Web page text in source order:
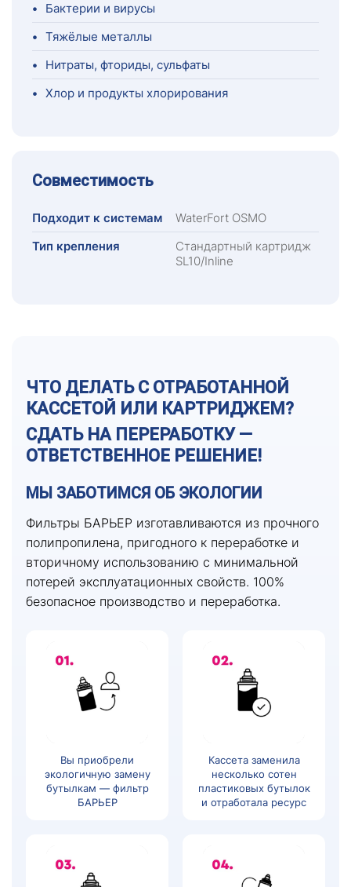
•
Бактерии и вирусы
• Тяжёлые металлы
•
Нитраты, фториды, сульфаты
• Хлор и продукты хлорирования
Совместимость
Подходит к системам
WaterFort OSMO
Тип крепления
Стандартный картридж
SL10/Inline
ЧТО ДЕЛАТЬ С ОТРАБОТАННОЙ
КАССЕТОЙ ИЛИ КАРТРИДЖЕМ?
СДАТЬ НА ПЕРЕРАБОТКУ —
ОТВЕТСТВЕННОЕ РЕШЕНИЕ!
МЫ ЗАБОТИМСЯ ОБ ЭКОЛОГИИ
Фильтры БАРЬЕР изготавливаются из прочного
полипропилена, пригодного к переработке и
вторичному использованию с минимальной
потерей эксплуатационных свойств. 100%
безопасное производство и переработка.
Вы приобрели
экологичную замену
бутылкам — фильтр
БАРЬЕР
Кассета заменила
несколько сотен
пластиковых бутылок
и отработала ресурс